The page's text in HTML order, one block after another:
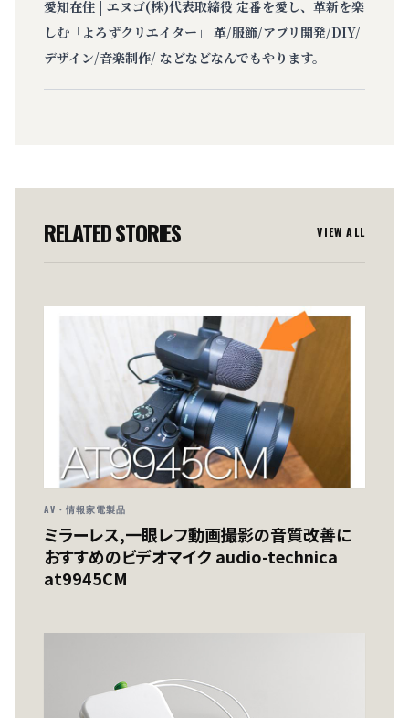
愛知在住 | エヌゴ(株)代表取締役 定番を愛し、革新を楽
しむ「よろずクリエイター」 革/服飾/アプリ開発/DIY/
デザイン/音楽制作/ などなどなんでもやります。
RELATED STORIES VIEW ALL
AV・情報家電製品
ミラーレス,一眼レフ動画撮影の音質改善に
おすすめのビデオマイク audio-technica
at9945CM